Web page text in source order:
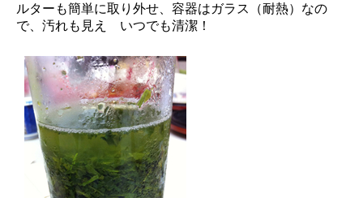
ルターも簡単に取り外せ、容器はガラス（耐熱）なの
で、汚れも見え いつでも清潔！